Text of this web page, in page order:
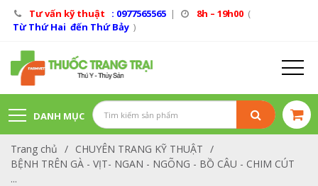
Tư vấn kỹ thuật : 0977565565 | 8h – 19h00 (
Từ Thứ Hai đến Thứ Bảy )
DANH MỤC
SẢN PHẨM
Trang chủ / CHUYÊN TRANG KỸ THUẬT /
BỆNH TRÊN GÀ - VỊT- NGAN - NGÕNG - BỒ CÂU - CHIM CÚT
...